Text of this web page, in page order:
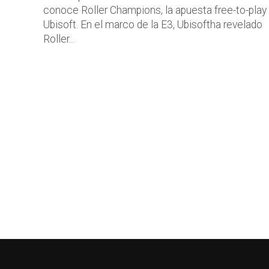
conoce Roller Champions, la apuesta free-to-play
Ubisoft. En el marco de la E3, Ubisoftha revelado
Roller...